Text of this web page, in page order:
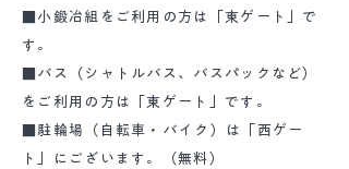
■小鍛冶組をご利用の方は「東ゲート」で
す。
■バス（シャトルバス、バスパックなど）
をご利用の方は「東ゲート」です。
■駐輪場（自転車・バイク）は「西ゲー
ト」にございます。（無料）